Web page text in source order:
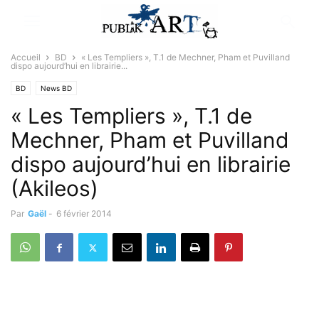
Accueil BD
« Les Templiers », T.1 de Mechner, Pham et Puvilland
dispo aujourd’hui en librairie...
BD News BD
« Les Templiers », T.1 de
Mechner, Pham et Puvilland
dispo aujourd’hui en librairie
(Akileos)
Par Gaël - 6 février 2014